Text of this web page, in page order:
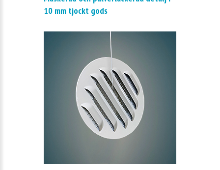
10 mm tjockt gods